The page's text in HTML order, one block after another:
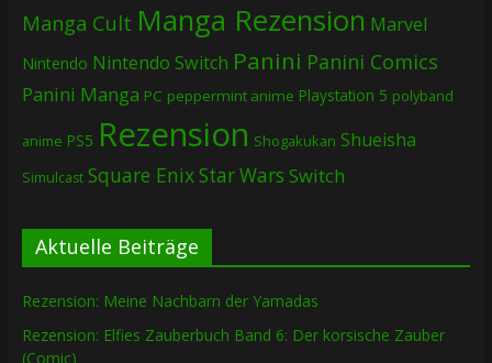
Manga Cult Manga Rezension Marvel
Nintendo Nintendo Switch Panini Panini Comics
Panini Manga PC peppermint anime Playstation 5 polyband
anime PS5 Rezension Shogakukan Shueisha
Simulcast Square EnixStar Wars Switch
Aktuelle Beiträge
Rezension: Meine Nachbarn der Yamadas
Rezension: Elfies Zauberbuch Band 6: Der korsische Zauber
(Comic)